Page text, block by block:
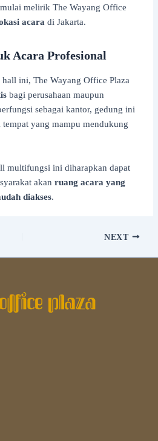
melirik The Wayang Office
acaradi Jakarta.
Acara Profesional
ini, The Wayang Office Plaza
bagi perusahaan maupun
sebagai kantor, gedung ini
yang mampu mendukung
multifungsi ini diharapkan dapat
akan ruang acara yang
diakses.
NEXT